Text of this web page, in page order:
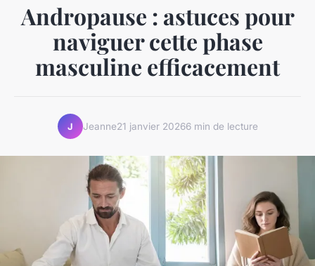
Andropause : astuces pour
naviguer cette phase
masculine efficacement
J Jeanne21 janvier 20266 min de lecture